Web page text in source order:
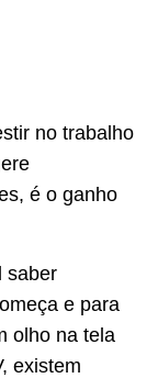
no trabalho
é o ganho
saber
e para
olho na tela
existem